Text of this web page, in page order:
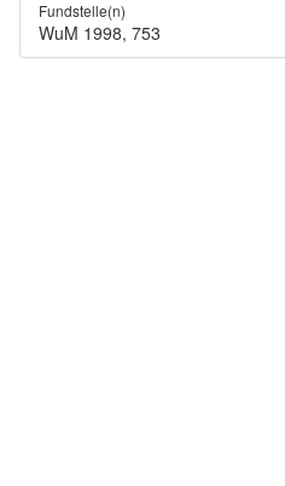
Fundstelle(n)
WuM 1998, 753